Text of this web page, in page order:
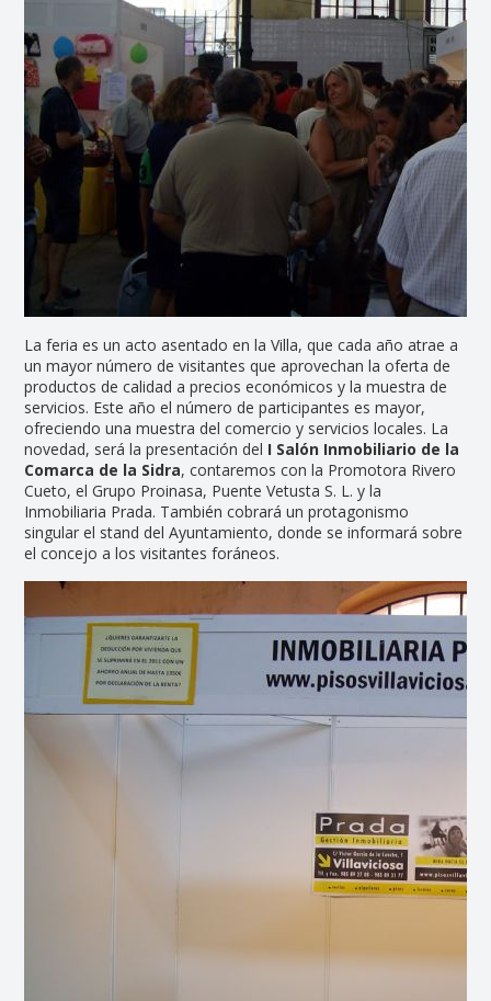
La feria es un acto asentado en la Villa, que cada año atrae a
un mayor número de visitantes que aprovechan la oferta de
productos de calidad a precios económicos y la muestra de
servicios. Este año el número de participantes es mayor,
ofreciendo una muestra del comercio y servicios locales. La
novedad, será la presentación del I Salón Inmobiliario de la
Comarca de la Sidra, contaremos con la Promotora Rivero
Cueto, el Grupo Proinasa, Puente Vetusta S. L. y la
Inmobiliaria Prada. También cobrará un protagonismo
singular el stand del Ayuntamiento, donde se informará sobre
el concejo a los visitantes foráneos.